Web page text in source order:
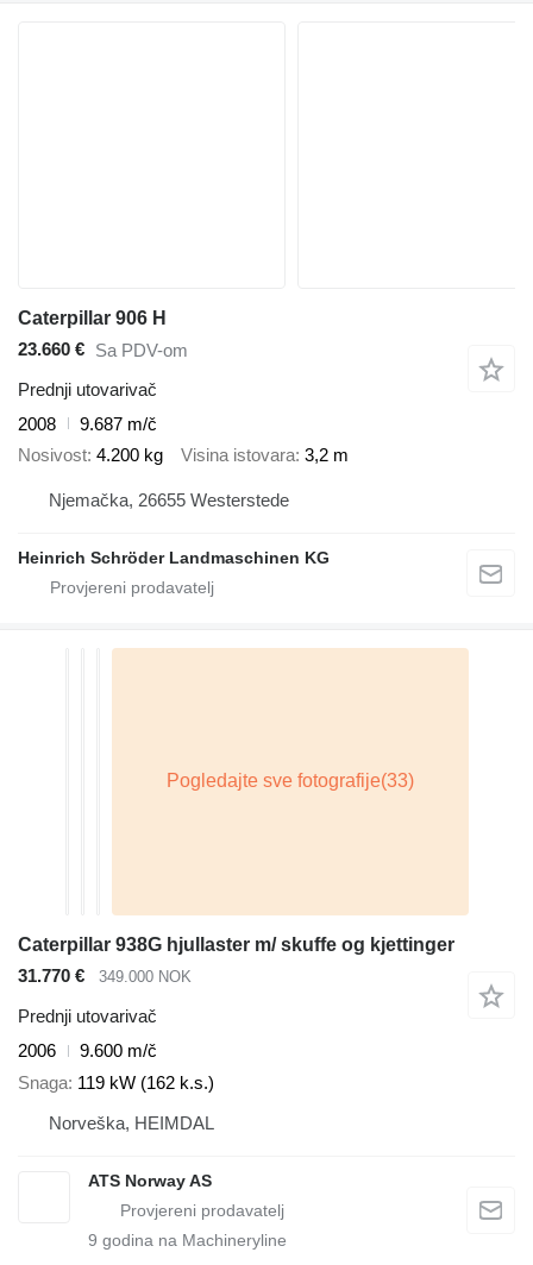
Caterpillar 906 H
23.660 € Sa PDV-om
Prednji utovarivač
2008
9.687 m/č
Nosivost 4.200 kg Visina istovara 3,2 m
Njemačka, 26655 Westerstede
Heinrich Schröder Landmaschinen KG
Caterpillar 938G hjullaster m/ skuffe og kjettinger
31.770 €
349.000 NOK
Prednji utovarivač
2006
9.600 m/č
Snaga 119 kW (162 k.s.)
Norveška, HEIMDAL
ATS Norway AS
9 godina na Machineryline